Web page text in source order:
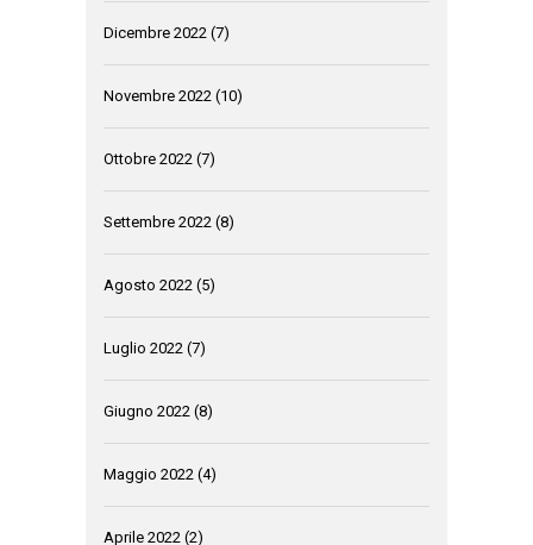
Dicembre 2022 (7)
Novembre 2022 (10)
Ottobre 2022 (7)
Settembre 2022 (8)
Agosto 2022 (5)
Luglio 2022 (7)
Giugno 2022 (8)
Maggio 2022 (4)
Aprile 2022 (2)